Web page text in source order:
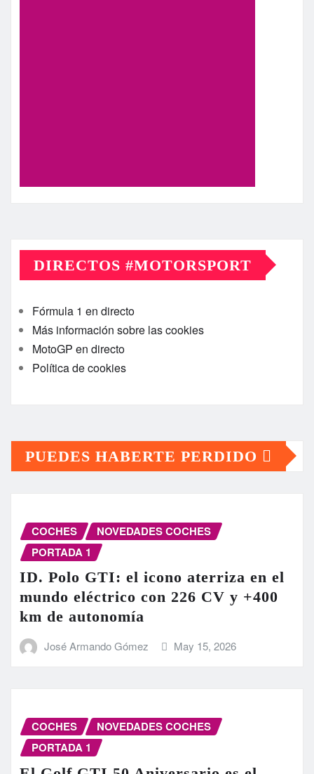
DIRECTOS #MOTORSPORT
Fórmula 1 en directo
Más información sobre las cookies
MotoGP en directo
Política de cookies
PUEDES HABERTE PERDIDO
COCHES
NOVEDADES COCHES
PORTADA 1
ID. Polo GTI: el icono aterriza en el
mundo eléctrico con 226 CV y +400
km de autonomía
José Armando Gómez May 15, 2026
COCHES
NOVEDADES COCHES
PORTADA 1